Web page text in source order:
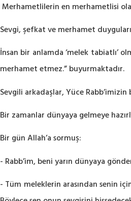
Merhametlilerin en merhametlisi
Sevgi, şefkat ve merhamet
İnsan bir anlamda ‘melek tabiatlı’
merhamet etmez.” buyurmaktadır.
Sevgili arkadaşlar, Yüce Rabb’imizin
Bir zamanlar dünyaya gelmeye
Bir gün Allah’a sormuş:
- Rabb’im, beni yarın dünyaya
- Tüm meleklerin arasından senin